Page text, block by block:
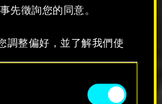
先徵詢您的同意。
調整偏好，並了解我們使
正實裝更新檔 2.1
外的結局，工作團隊
卡塔胡拉豹犬】可安裝